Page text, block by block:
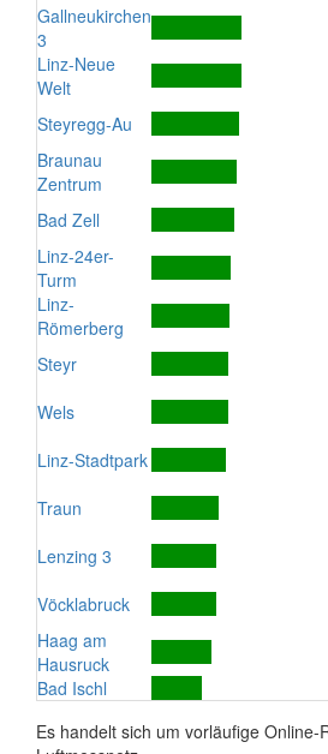
Gallneukirchen
3
Linz-Neue
Welt
Steyregg-Au
Braunau
Zentrum
Bad Zell
Linz-24er-
Turm
Linz-
Römerberg
Steyr
Wels
Linz-Stadtpark
Traun
Lenzing 3
Vöcklabruck
Haag am
Hausruck
Bad Ischl
Es handelt sich um vorläufige Online-